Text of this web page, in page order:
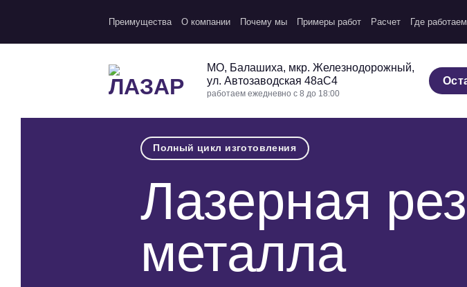
контенту
Преимущества О компании Почему мы Примеры работ Расчет Где работаем
МО, Балашиха, мкр. Железнодорожный,
ул. Автозаводская 48аС4
работаем ежедневно с 8 до 18:00
Полный цикл изготовления
Лазерная
металла